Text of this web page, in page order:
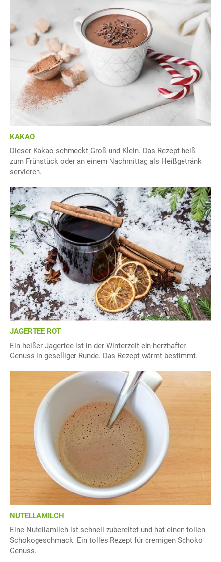
KAKAO
Dieser Kakao schmeckt Groß und Klein. Das Rezept heiß
zum Frühstück oder an einem Nachmittag als Heißgetränk
servieren.
JAGERTEE ROT
Ein heißer Jagertee ist in der Winterzeit ein herzhafter
Genuss in geselliger Runde. Das Rezept wärmt bestimmt.
NUTELLAMILCH
Eine Nutellamilch ist schnell zubereitet und hat einen tollen
Schokogeschmack. Ein tolles Rezept für cremigen Schoko
Genuss.